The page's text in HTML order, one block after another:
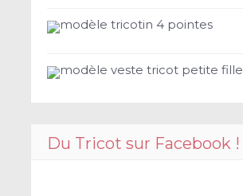
modèle tricotin 4 pointes
modèle veste tricot petite fille
Du Tricot sur Facebook !